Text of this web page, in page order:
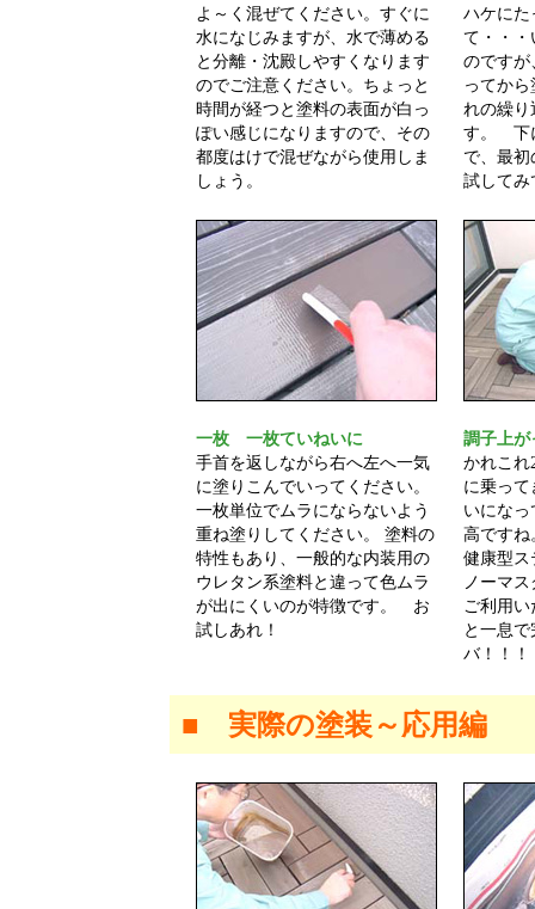
よ～く混ぜてください。すぐに
水になじみますが、水で薄める
と分離・沈殿しやすくなります
のでご注意ください。ちょっと
時間が経つと塗料の表面が白っ
ぽい感じになりますので、その
都度はけで混ぜながら使用しま
しょう。
ハケにた
て・・・
のですが
ってか
れの繰り
す。 下
で、最
試してみ
一枚 一枚ていねいに
手首を返しながら右へ左へ一気
に塗りこんでいってください。
一枚単位でムラにならないよう
重ね塗りしてください。 塗料の
特性もあり、一般的な内装用の
ウレタン系塗料と違って色ムラ
が出にくいのが特徴です。 お
試しあれ！
調子上が
かれこれ
に乗っ
いにな
高ですね
健康型ス
ノーマ
ご利用
と一息
バ！！！
■ 実際の塗装～応用編